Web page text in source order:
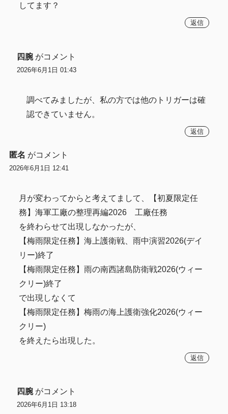
してます？
返信
四腕 がコメント
2026年6月1日 01:43
調べてみましたが、私の方では他のトリガーは確
認できていません。
返信
匿名 がコメント
2026年6月1日 12:41
月が変わってからと考えてまして、【初夏限定任
務】海軍工廠の整理再編2026 工廠任務
を終わらせて出現しなかったが、
【梅雨限定任務】海上護衛戦、雨中演習2026(デイ
リー)終了
【梅雨限定任務】雨の南西諸島防衛戦2026(ウィー
クリー)終了
で出現しなくて
【梅雨限定任務】梅雨の海上護衛強化2026(ウィー
クリー)
を終えたら出現した。
返信
四腕 がコメント
2026年6月1日 13:18